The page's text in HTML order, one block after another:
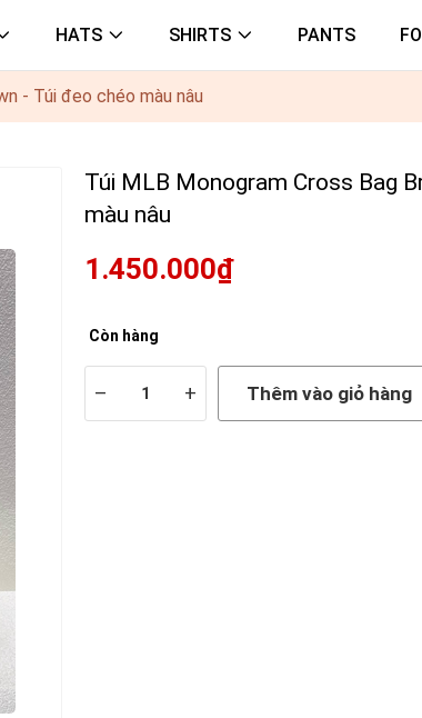
HATS SHIRTS PANTS
- Túi đeo chéo màu nâu
Túi MLB Monogram Cross Bag
màu nâu
1.450.000₫
Còn hàng
– + Thêm vào giỏ hàng